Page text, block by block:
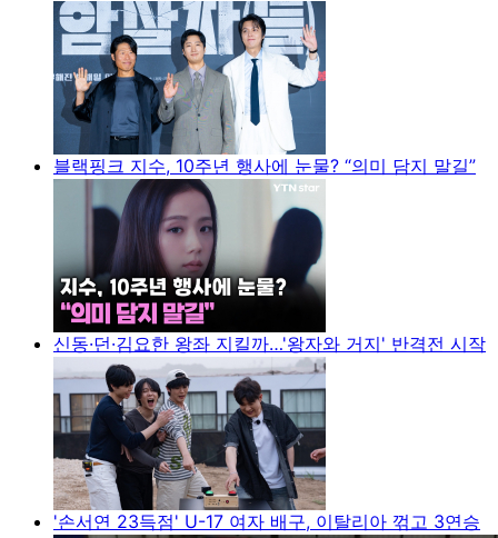
블랙핑크 지수, 10주년 행사에 눈물? “의미 담지 말길”
신동·던·김요한 왕좌 지킬까…'왕자와 거지' 반격전 시작
'손서연 23득점' U-17 여자 배구, 이탈리아 꺾고 3연승